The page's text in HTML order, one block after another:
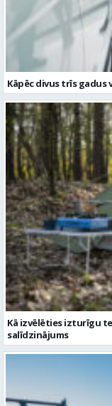
Kāpēc divus trīs
Kā izvēlēties izturīgu
salīdzinājums